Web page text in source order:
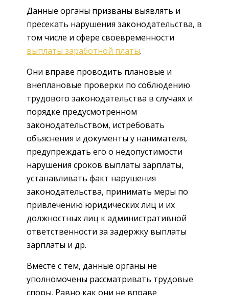
Данные органы призваны выявлять и
пресекать нарушения законодательства, в
том числе и сфере своевременности
выплаты заработной платы.
Они вправе проводить плановые и
внеплановые проверки по соблюдению
трудового законодательства в случаях и
порядке предусмотренном
законодательством, истребовать
объяснения и документы у нанимателя,
предупреждать его о недопустимости
нарушения сроков выплаты зарплаты,
устанавливать факт нарушения
законодательства, принимать меры по
привлечению юридических лиц и их
должностных лиц к административной
ответственности за задержку выплаты
зарплаты и др.
Вместе с тем, данные органы не
уполномочены рассматривать трудовые
споры. Равно как они не вправе